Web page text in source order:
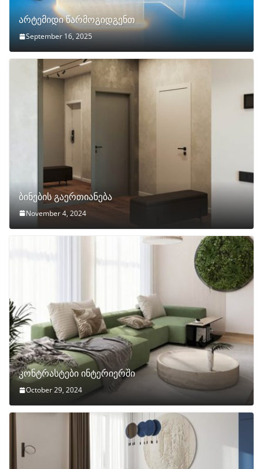
არტემიდი წარმოგიდგენთ
September 16, 2025
ბინების გაერთიანება
November 4, 2024
კონტრასტები ინტერიერში
October 29, 2024